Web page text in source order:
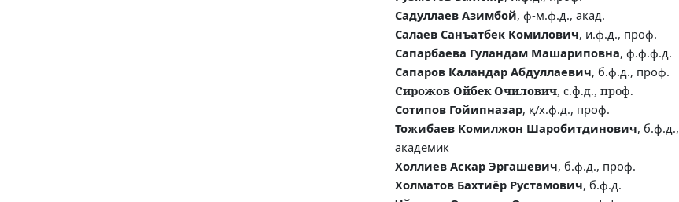
Садуллаев Азимбой, ф-м.ф.д., акад.
Салаев Санъатбек Комилович, и.ф.д., проф.
Сапарбаева Гуландам Машариповна, ф.ф.ф.д.
Сапаров Каландар Абдуллаевич, б.ф.д., проф.
Сирожов Ойбек Очилович, с.ф.д., проф.
Сотипов Гойипназар, қ/х.ф.д., проф.
Тожибаев Комилжон Шаробитдинович, б.ф.д.,
академик
Холлиев Аскар Эргашевич, б.ф.д., проф.
Холматов Бахтиёр Рустамович, б.ф.д.